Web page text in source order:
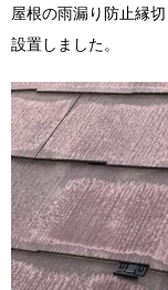
屋根の雨漏り防止縁
設置しました。